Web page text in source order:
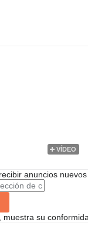
VÍDEO
anuncios
muestra su